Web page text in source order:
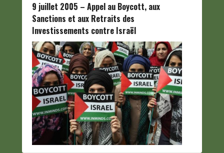
9 juillet 2005 – Appel au Boycott, aux
Sanctions et aux Retraits des
Investissements contre Israël